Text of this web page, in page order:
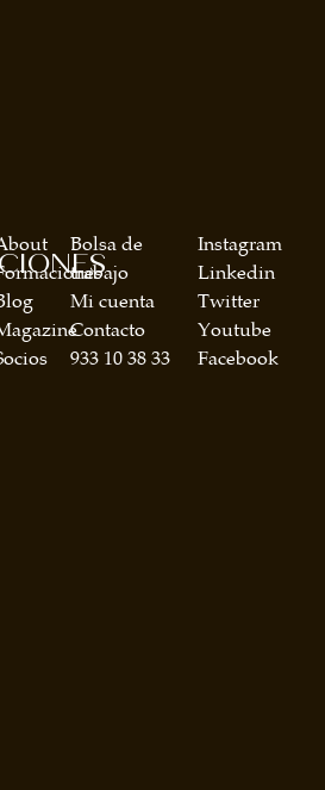
Bolsa de
trabajo
Mi cuenta
Contacto
933 10 38 33
Instagram
Linkedin
Twitter
Youtube
Facebook